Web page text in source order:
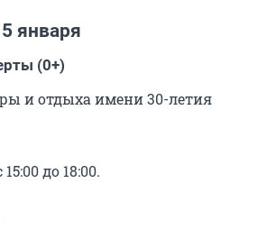
января
(0+)
и отдыха имени 30-летия
15:00 до 18:00.